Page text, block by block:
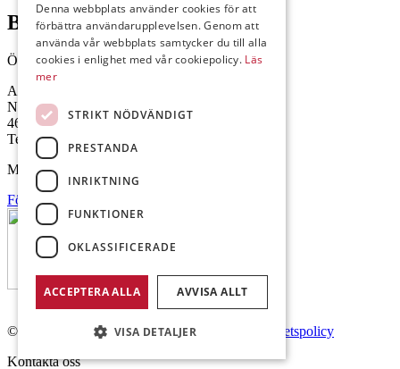
Brålanda
Öppettider: 07:00-16:00
Andrésen Maskin i Brålanda AB
Nuntorp 301
464 64 Brålanda
Telefon: 0521-57 57 30
Mejl: Se flik längst ner till höger.
Följ oss på Facebook
© Copyright 2026 Andrésen Maskin AB.
Integritetspolicy
Kontakta oss
Denna webbplats använder cookies för att
förbättra användarupplevelsen. Genom att
använda vår webbplats samtycker du till alla
cookies i enlighet med vår cookiepolicy. Läs
mer
STRIKT NÖDVÄNDIGT
PRESTANDA
INRIKTNING
FUNKTIONER
OKLASSIFICERADE
ACCEPTERA ALLA AVVISA ALLT
VISA DETALJER